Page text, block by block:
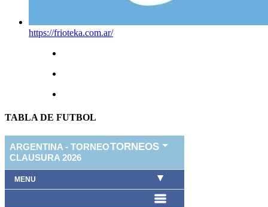
https://frioteka.com.ar/
TABLA DE FUTBOL